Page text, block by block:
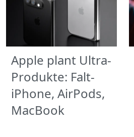
Apple plant Ultra-
Produkte: Falt-
iPhone, AirPods,
MacBook